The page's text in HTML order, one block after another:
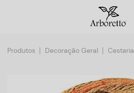
Produtos Decoração Geral Cestaria